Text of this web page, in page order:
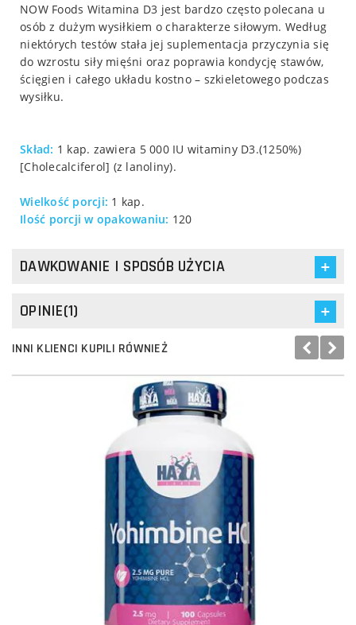
NOW Foods Witamina D3 jest bardzo często polecana u
osób z dużym wysiłkiem o charakterze siłowym. Według
niektórych testów stała jej suplementacja przyczynia się
do wzrostu siły mięśni oraz poprawia kondycję stawów,
ścięgien i całego układu kostno – szkieletowego podczas
wysiłku.
Skład: 1 kap. zawiera 5 000 IU witaminy D3.(1250%)
[Cholecalciferol] (z lanoliny).
Wielkość porcji: 1 kap.
Ilość porcji w opakowaniu: 120
DAWKOWANIE I SPOSÓB UŻYCIA
OPINIE(1)
INNI KLIENCI KUPILI RÓWNIEŻ